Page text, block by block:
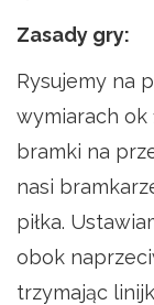
Zasady gry:
Rysujemy na
wymiarach ok
bramki na
nasi
piłka.
obok
trzymając